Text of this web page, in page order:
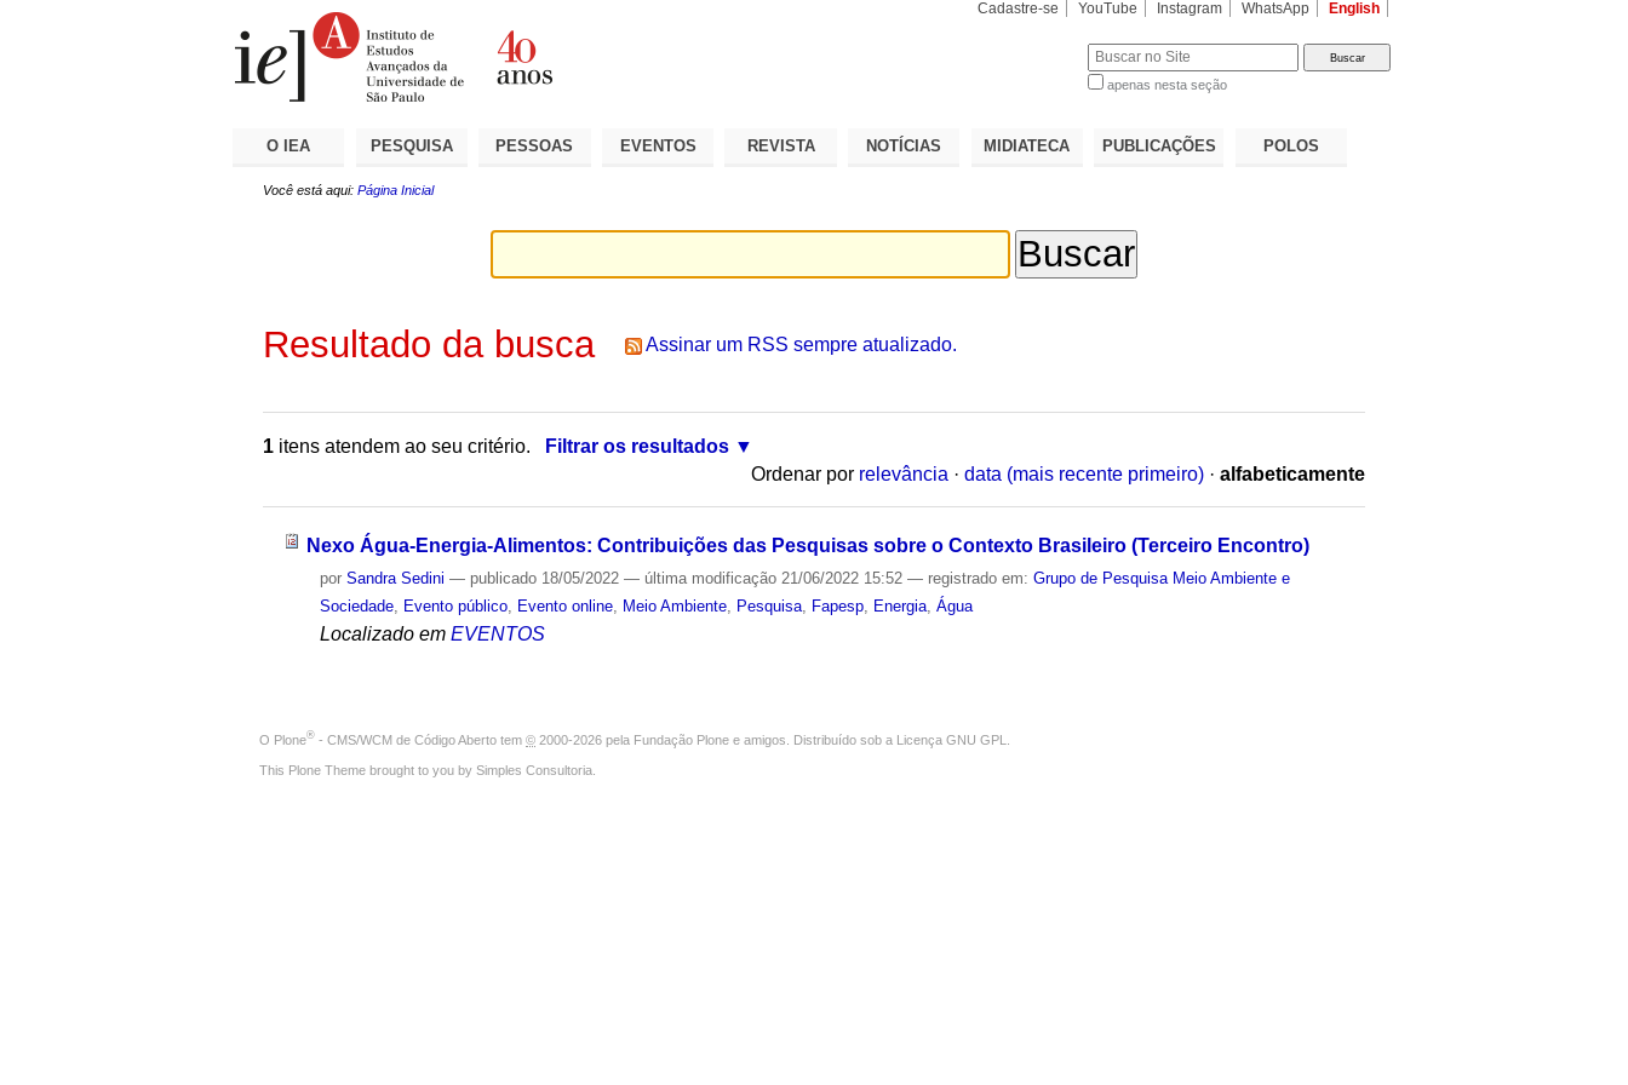
Cadastre-se YouTube Instagram WhatsApp English
apenas nesta seção
O IEA PESQUISA PESSOAS EVENTOS REVISTA NOTÍCIAS MIDIATECA PUBLICAÇÕES POLOS
Você está aqui: Página Inicial
Resultado da busca Assinar um RSS sempre atualizado.
1 itens atendem ao seu critério.
Filtrar os resultados
Ordenar por relevância · data (mais recente primeiro) · alfabeticamente
Nexo Água-Energia-Alimentos: Contribuições das Pesquisas sobre o Contexto Brasileiro (Terceiro Encontro)
porSandra Sedini — publicado 18/05/2022— última modificação 21/06/2022 15:52— registrado em:Grupo de Pesquisa Meio Ambiente e
Sociedade
Evento público Evento online Meio Ambiente Pesquisa Fapesp Energia ,Água
Localizado em EVENTOS
O Plone® - CMS/WCM de Código Aberto tem © 2000-2026 pela Fundação Plone e amigos. Distribuído sob a Licença GNU GPL
This Plone Theme brought to you by Simples Consultoria